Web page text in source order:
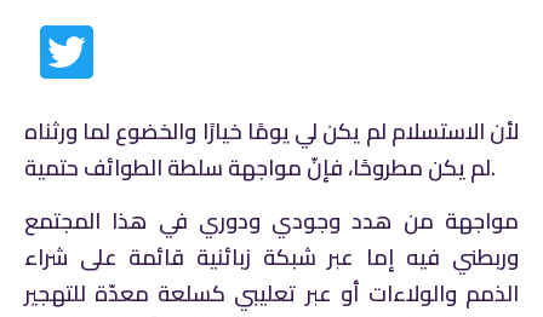
لأن الاستسلام لم يكن لي يومًا خيارًا والخضوع لما ورثناه
لم يكن مطروحًا، فإنّ مواجهة سلطة الطوائف حتمية.
مواجهة من هدد وجودي ودوري في هذا المجتمع
وربطني فيه إما عبر شبكة زبائنية قائمة على شراء
الذمم والولاءات أو عبر تعليبي كسلعة معدّة للتهجير